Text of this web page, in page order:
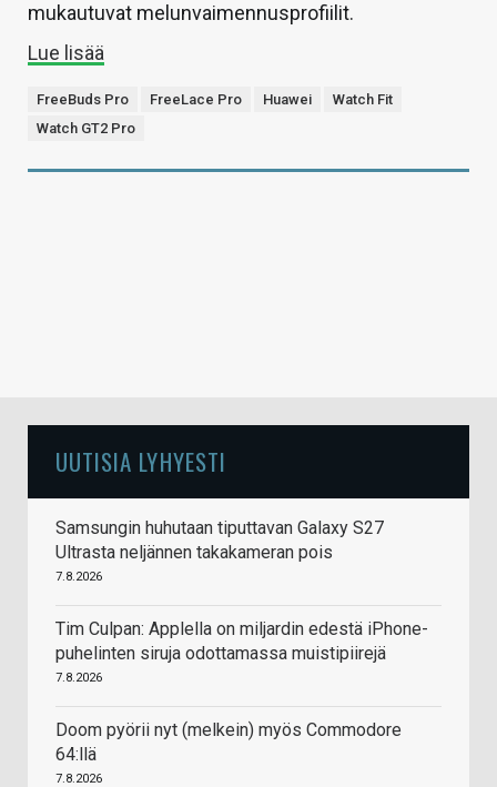
mukautuvat melunvaimennusprofiilit.
Lue lisää
FreeBuds Pro FreeLace Pro Huawei
Watch Fit
Watch GT2 Pro
UUTISIA LYHYESTI
Samsungin huhutaan tiputtavan Galaxy S27
Ultrasta neljännen takakameran pois
7.8.2026
Tim Culpan: Applella on miljardin edestä iPhone-
puhelinten siruja odottamassa muistipiirejä
7.8.2026
Doom pyörii nyt (melkein) myös Commodore
64:llä
7.8.2026